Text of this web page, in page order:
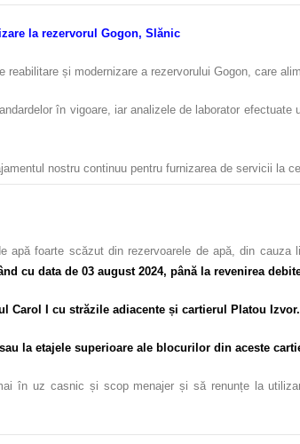
la rezervorul Gogon, Slănic
reabilitare și modernizare a rezervorului Gogon, care
în vigoare, iar analizele de laborator efectuate
nostru continuu pentru furnizarea de servicii la
apă foarte scăzut din rezervoarele de apă, din
cu data de 03 august 2024, până la revenirea
Carol I cu străzile adiacente și cartierul Platou Izvor.
la etajele superioare ale blocurilor din aceste
în uz casnic și scop menajer și să renunțe la